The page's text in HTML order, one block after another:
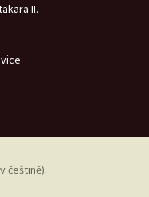
II.
češtině).